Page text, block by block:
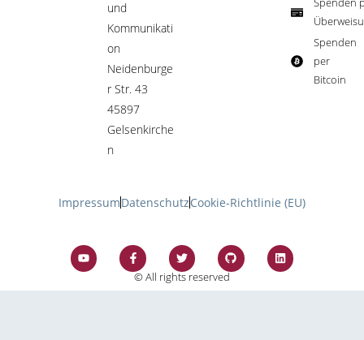
und
Kommunikati
on
Neidenburge
r Str. 43
45897
Gelsenkirche
n
Spenden
per
Bitcoin​
ImpressumDatenschutzCookie-Richtlinie (EU)
© All rights reserved